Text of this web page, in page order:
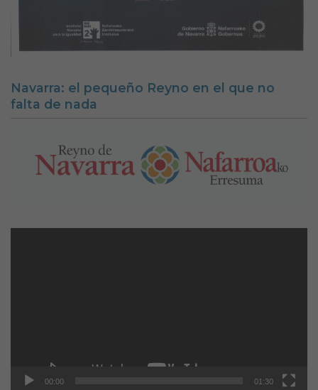
Navarra: el pequeño Reyno en el que no
falta de nada
00:00 01:30